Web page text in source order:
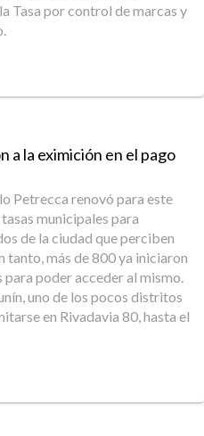
Tasa por control de marcas y
a la eximición en el pago
Petrecca renovó para este
municipales para
de la ciudad que perciben
tanto, más de 800 ya iniciaron
poder acceder al mismo.
uno de los pocos distritos
en Rivadavia 80, hasta el